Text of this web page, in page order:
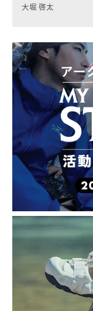
大堀 啓太